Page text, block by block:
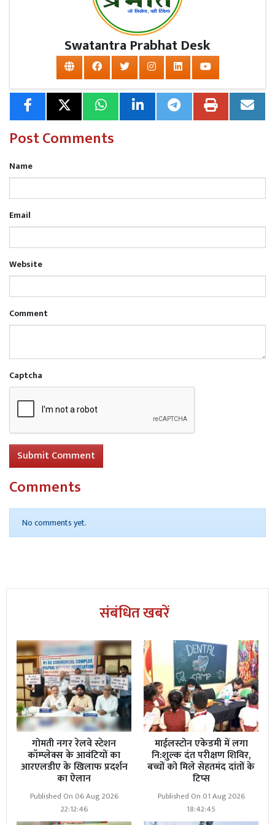
सिंह, जितेन्द्र तिवारी, वीरेंद्र नाथ शुक्ला सहित भारी संख्या में
पदाधिकारी एवं कार्यकर्ता उपस्थित रहे। इसके पूर्व सहसो कार्यालय
और सिंगरामऊ पहुंचने पर उनका भव्य स्वागत किया गया।
Swatantra Prabhat Desk
Post Comments
Name
Email
Website
Comment
Captcha
Submit Comment
Comments
No comments yet.
संबंधित खबरें
गोमती नगर रेलवे स्टेशन
कॉम्प्लेक्स के आवंटियों का
आरएलडीए के खिलाफ प्रदर्शन
का ऐलान
Published On 06 Aug 2026
22:12:46
माईलस्टोन एकेडमी में लगा
नि:शुल्क दंत परीक्षण शिविर,
बच्चों को मिले सेहतमंद दांतों के
टिप्स
Published On 01 Aug 2026
18:42:45